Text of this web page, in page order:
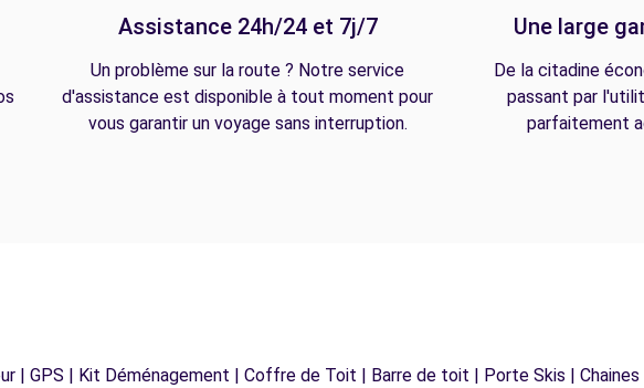
Assistance 24h/24 et 7j/7
Un problème sur la route ? Notre service
d'assistance est disponible à tout moment pour
vous garantir un voyage sans interruption.
Une large
De la citadine
passant par
parfaitement
| GPS | Kit Déménagement | Coffre de Toit | Barre de toit | Porte Skis |